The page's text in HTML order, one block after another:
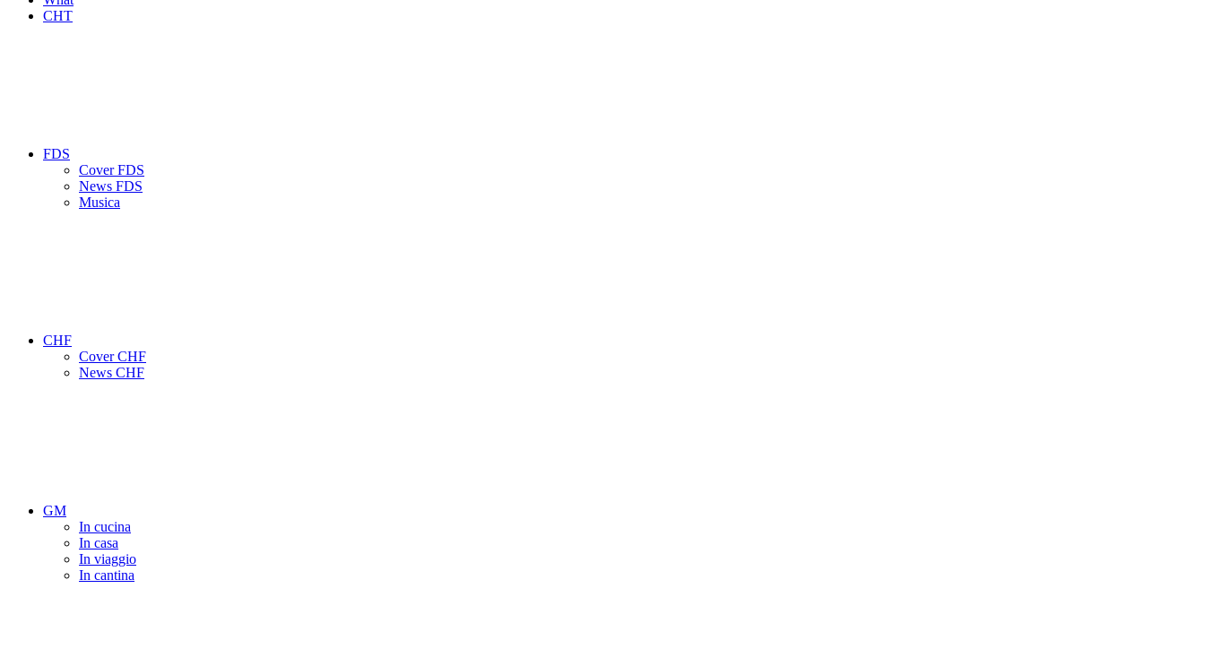
CHT
FDS
Cover FDS
News FDS
Musica
CHF
Cover CHF
News CHF
GM
In cucina
In casa
In viaggio
In cantina